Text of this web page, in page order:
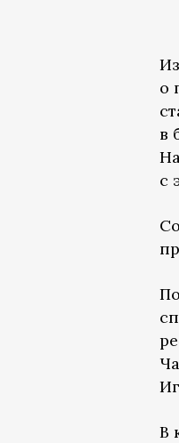
о
в
с
В